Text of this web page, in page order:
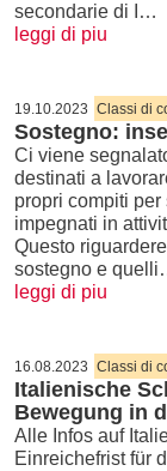
secondarie di I…
leggi di piu
19.10.2023 Classi di
Sostegno:
Ci viene
destinati a
propri compiti
impegnati in
Questo
sostegno e
leggi di piu
16.08.2023 Classi di
Italienische
Bewegung in
Alle Infos auf
Einreichefrist für